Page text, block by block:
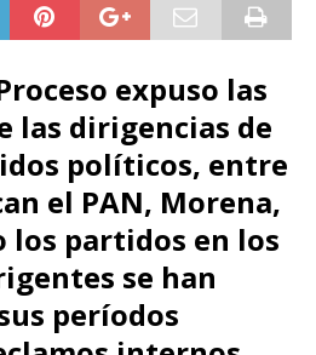
expuso las
las dirigencias de
políticos, entre
el PAN, Morena,
los partidos en los
se han
períodos